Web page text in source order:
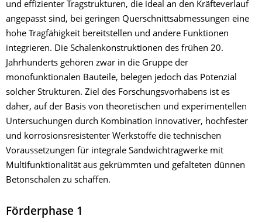
und effizienter Tragstrukturen, die ideal an den Kräfteverlauf
angepasst sind, bei geringen Querschnittsabmessungen eine
hohe Tragfähigkeit bereitstellen und andere Funktionen
integrieren. Die Schalenkonstruktionen des frühen 20.
Jahrhunderts gehören zwar in die Gruppe der
monofunktionalen Bauteile, belegen jedoch das Potenzial
solcher Strukturen. Ziel des Forschungsvorhabens ist es
daher, auf der Basis von theoretischen und experimentellen
Untersuchungen durch Kombination innovativer, hochfester
und korrosionsresistenter Werkstoffe die technischen
Voraussetzungen für integrale Sandwichtragwerke mit
Multifunktionalität aus gekrümmten und gefalteten dünnen
Betonschalen zu schaffen.
Förderphase 1